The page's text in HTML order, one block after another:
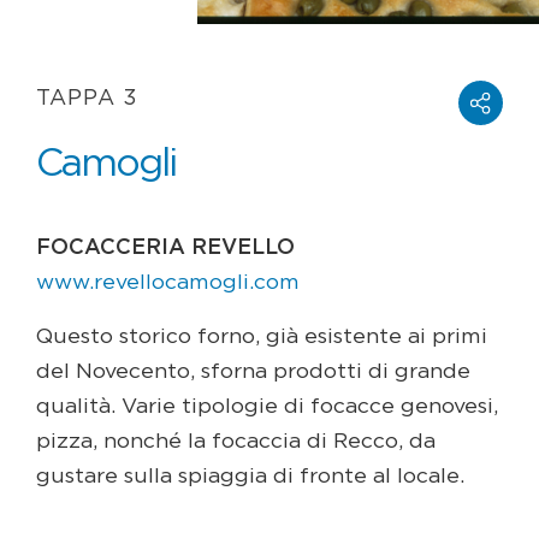
TAPPA 3
Camogli
FOCACCERIA REVELLO
www.revellocamogli.com
Questo storico forno, già esistente ai primi
del Novecento, sforna prodotti di grande
qualità. Varie tipologie di focacce genovesi,
pizza, nonché la focaccia di Recco, da
gustare sulla spiaggia di fronte al locale.